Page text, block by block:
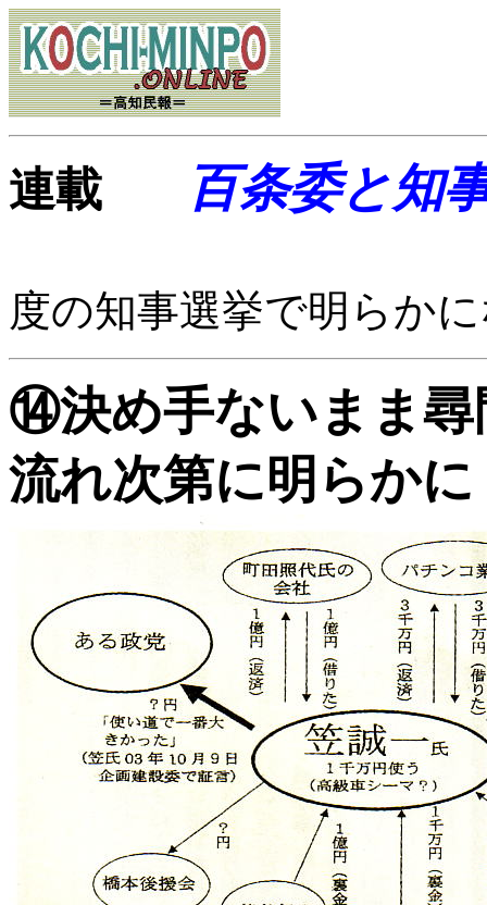
連載 百条委と知
度の知事選挙で明らか
⑭決め手ないまま
流れ次第に明らかに